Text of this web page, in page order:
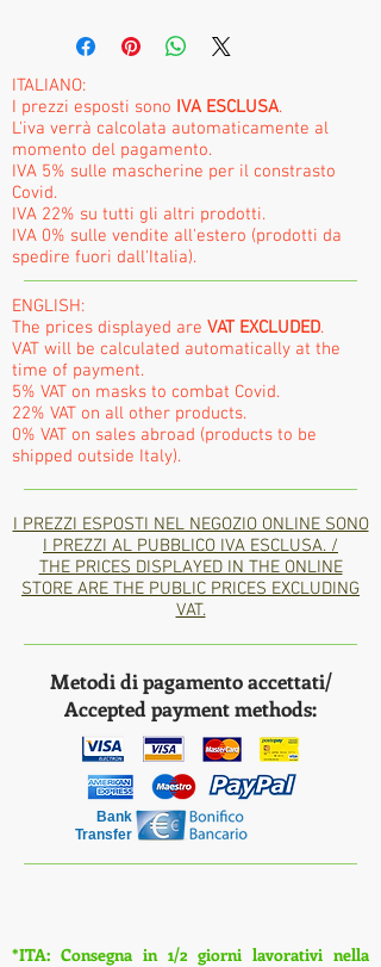
ITALIANO:
I prezzi esposti sono IVA ESCLUSA.
L'iva verrà calcolata automaticamente al
momento del pagamento.
IVA 5% sulle mascherine per il constrasto
Covid.
IVA 22% su tutti gli altri prodotti.
IVA 0% sulle vendite all'estero (prodotti da
spedire fuori dall'Italia).
ENGLISH:
The prices displayed are VAT EXCLUDED.
VAT will be calculated automatically at the
time of payment.
5% VAT on masks to combat Covid.
22% VAT on all other products.
0% VAT on sales abroad (products to be
shipped outside Italy).
I PREZZI ESPOSTI NEL NEGOZIO ONLINE SONO
I PREZZI AL PUBBLICO IVA ESCLUSA. /
THE PRICES DISPLAYED IN THE ONLINE
STORE ARE THE PUBLIC PRICES EXCLUDING
VAT.
Metodi di pagamento accettati/
Accepted payment methods:
Bank
Transfer
*ITA: Consegna in 1/2 giorni lavorativi nella